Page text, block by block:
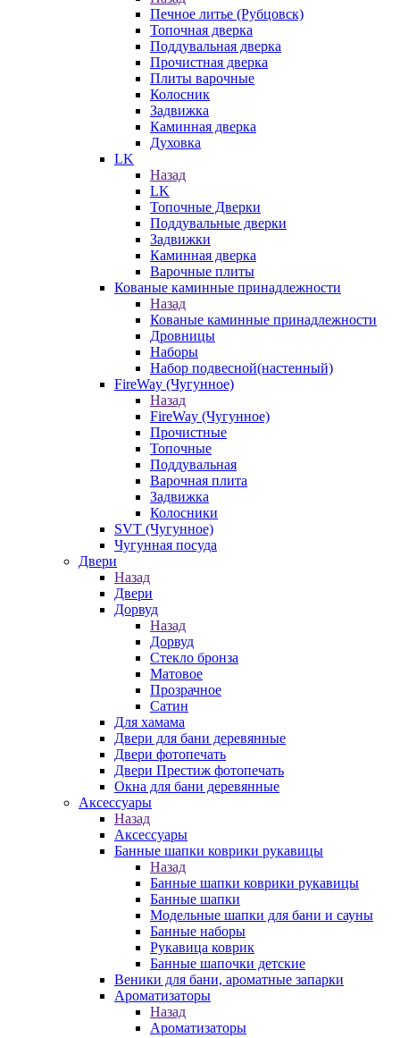
Печное литье (Рубцовск)
Топочная дверка
Поддувальная дверка
Прочистная дверка
Плиты варочные
Колосник
Задвижка
Каминная дверка
Духовка
LK
Назад
LK
Топочные Дверки
Поддувальные дверки
Задвижки
Каминная дверка
Варочные плиты
Кованые каминные принадлежности
Назад
Кованые каминные принадлежности
Дровницы
Наборы
Набор подвесной(настенный)
FireWay (Чугунное)
Назад
FireWay (Чугунное)
Прочистные
Топочные
Поддувальная
Варочная плита
Задвижка
Колосники
SVT (Чугунное)
Чугунная посуда
Двери
Назад
Двери
Дорвуд
Назад
Дорвуд
Стекло бронза
Матовое
Прозрачное
Сатин
Для хамама
Двери для бани деревянные
Двери фотопечать
Двери Престиж фотопечать
Окна для бани деревянные
Аксессуары
Назад
Аксессуары
Банные шапки коврики рукавицы
Назад
Банные шапки коврики рукавицы
Банные шапки
Модельные шапки для бани и сауны
Банные наборы
Рукавица коврик
Банные шапочки детские
Веники для бани, ароматные запарки
Ароматизаторы
Назад
Ароматизаторы